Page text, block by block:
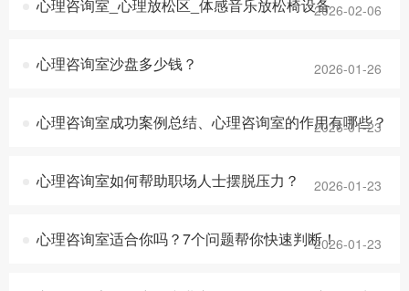
心理咨询室_心理放松区_体感音乐放松椅设备2026-02-06
心理咨询室沙盘多少钱？ 2026-01-26
心理咨询室成功案例总结、心理咨询室的作用有哪些？
2026-01-23
心理咨询室如何帮助职场人士摆脱压力？ 2026-01-23
心理咨询室适合你吗？7个问题帮你快速判断！2026-01-23